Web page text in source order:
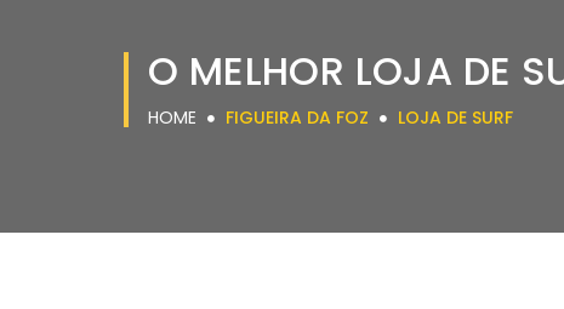
O MELHOR LOJA DE
HOME FIGUEIRA DA FOZ LOJA DE SURF